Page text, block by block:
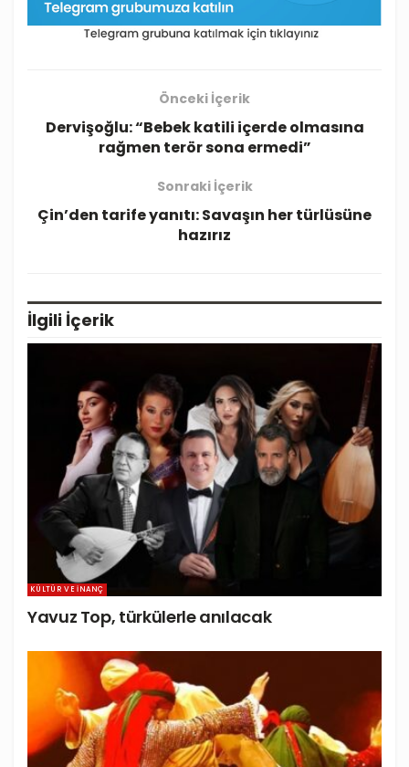
Önceki İçerik
Dervişoğlu: “Bebek katili içerde olmasına
rağmen terör sona ermedi”
Sonraki İçerik
Çin’den tarife yanıtı: Savaşın her türlüsüne
hazırız
İlgili İçerik
KÜLTÜR VE İNANÇ
Yavuz Top, türkülerle anılacak